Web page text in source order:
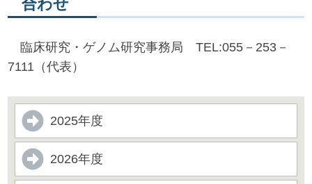
合わせ
臨床研究・ゲノム研究事務局 TEL:055－253－
7111（代表）
2025年度
2026年度